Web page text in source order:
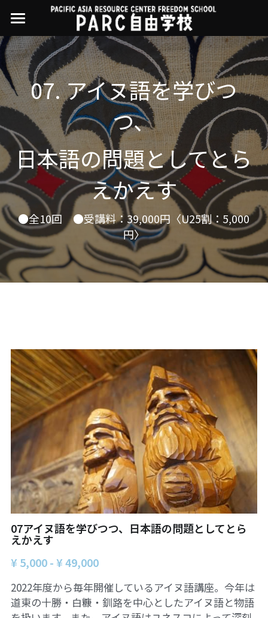
PARC自由学校
講座一覧
01オンライン講座：テック・ジャスティス
02オンライン講座：「自由と平等」の国の
帝国主義
03ハイブリッド講座：人権を保障するのは
誰か
04参加型ゼミ：パレスチナをどう学ぶ？教
える？
05ハイブリッド講座：「共に生きる」ため
の社会調査
06オンライン講座：農と食の民主主義を実
現する
08ハイブリッド:メキシコ最大の先住民言語
ナワトル語を知る
09オンライン講座：世界のニュースから国
際情勢を読み解こう
10オンラインLet's talk abouttheworld
11対面講座：鎌田慧 時代を描く・ルポルタ
ージュの現場から
12対面講座：＜たね＞からはじまる無肥料
自然栽培2026
13対面講座：ビオダンサ
過去の講座
公開中の過去講座
近年の講座一覧
お問い合わせ・アクセス
よくある質問
Facebookでシェア
07. アイヌ語を学びつ
つ、
日本語の問題としてとら
えかえす
●全10回　●受講料：39,000円〈U25割：5,000
円〉
07アイヌ語を学びつつ、日本語の問題としてとら
えかえす
¥ 5,000 - ¥ 49,000
2022年度から毎年開催しているアイヌ語講座。今年は
道東の十勝・白糠・釧路を中心としたアイヌ語と物語
ストアカテゴリー
すべてのカテゴリー
11世界ニュース
10武藤一羊の英文精読
09ルイースの英会話
08ラテンアメリカ先住民言語
07アイヌ語の基礎から知里真志保の仕事
04鎌田慧 時代を描く・ルポルタージュの現場
から
03食べものから学ぶ経済学
05データの力で社会を動かす！ 市民による社
会調査力アップ入門講座
アートをめぐるフィールドワークin関西2025
社会的連帯経済を探す旅2025
アクションツアー沖縄2025
奥間さん沖縄勉強会
【越境】04鎌田慧 時代を描く・ルポルタージ
ュの現場から
【越境】02アジア太平洋を非核地帯にするため
に